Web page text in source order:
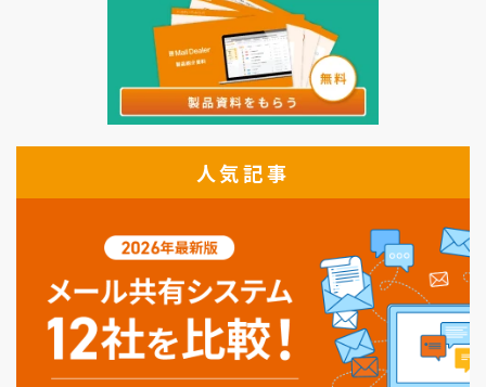
人気記事